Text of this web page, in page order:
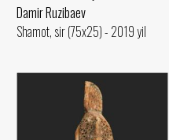
Damir Ruzibaev
Shamot, sir (75x25) - 2019 yil